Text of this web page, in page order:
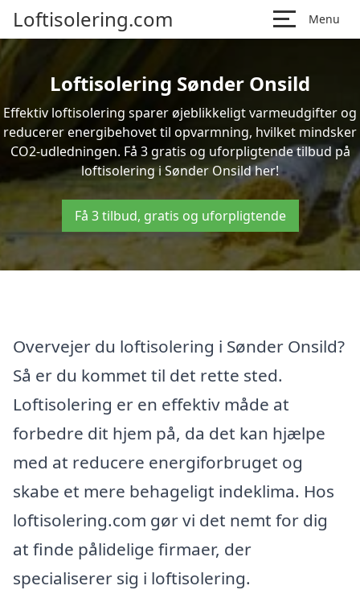
Loftisolering.com Menu
Loftisolering Sønder Onsild
Effektiv loftisolering sparer øjeblikkeligt varmeudgifter og
reducerer energibehovet til opvarmning, hvilket mindsker
CO2-udledningen. Få 3 gratis og uforpligtende tilbud på
loftisolering i Sønder Onsild her!
Få 3 tilbud, gratis og uforpligtende
Overvejer du loftisolering i Sønder Onsild?
Så er du kommet til det rette sted.
Loftisolering er en effektiv måde at
forbedre dit hjem på, da det kan hjælpe
med at reducere energiforbruget og
skabe et mere behageligt indeklima. Hos
loftisolering.com gør vi det nemt for dig
at finde pålidelige firmaer, der
specialiserer sig i loftisolering.